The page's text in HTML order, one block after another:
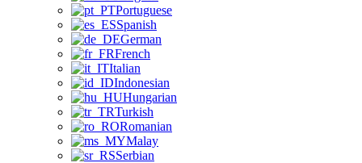
Portuguese
Spanish
German
French
Italian
Indonesian
Hungarian
Turkish
Romanian
Malay
Serbian